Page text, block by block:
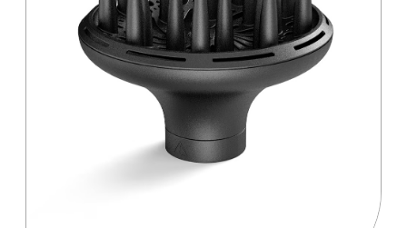
Cuidados
Salones